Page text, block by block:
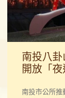
南投八
開放「夜
南投市公所推